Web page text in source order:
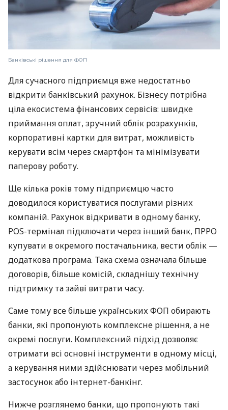
Банківські рішення для ФОП
Для сучасного підприємця вже недостатньо
відкрити банківський рахунок. Бізнесу потрібна
ціла екосистема фінансових сервісів: швидке
приймання оплат, зручний облік розрахунків,
корпоративні картки для витрат, можливість
керувати всім через смартфон та мінімізувати
паперову роботу.
Ще кілька років тому підприємцю часто
доводилося користуватися послугами різних
компаній. Рахунок відкривати в одному банку,
POS-термінал підключати через інший банк, ПРРО
купувати в окремого постачальника, вести облік —
додаткова програма. Така схема означала більше
договорів, більше комісій, складнішу технічну
підтримку та зайві витрати часу.
Саме тому все більше українських ФОП обирають
банки, які пропонують комплексне рішення, а не
окремі послуги. Комплексний підхід дозволяє
отримати всі основні інструменти в одному місці,
а керування ними здійснювати через мобільний
застосунок або інтернет-банкінг.
Нижче розглянемо банки, що пропонують такі